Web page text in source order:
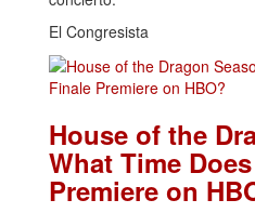
El Congresista
House of the
What Time
Premiere on